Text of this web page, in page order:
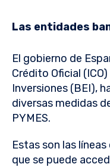
Las entidades
El gobierno de
Crédito Oficial
Inversiones (BEI),
diversas medidas
PYMES.
Estas son las
que se puede